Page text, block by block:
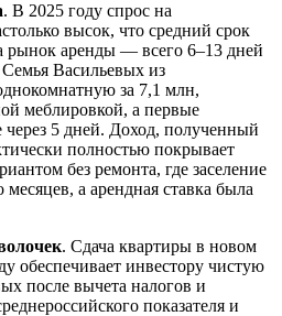
. В 2025 году спрос на
высок, что средний срок
рынок аренды — всего 6–13 дней
Васильевых из
за 7,1 млн,
меблировкой, а первые
5 дней. Доход, полученный
полностью покрывает
без ремонта, где заселение
месяцев, а арендная ставка была
. Сдача квартиры в новом
обеспечивает инвестору чистую
после вычета налогов и
показателя и